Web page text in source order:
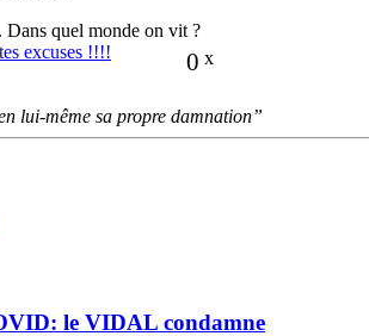
quel monde on vit ?
0 x
excuses !!!!
lui-même sa propre damnation”
le VIDAL condamne